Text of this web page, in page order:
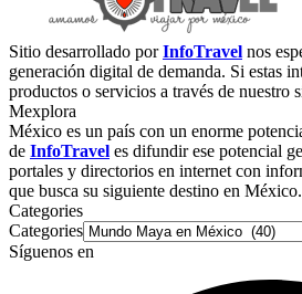
Sitio desarrollado porInfoTravel nos
generación digital de demanda. Si estas
productos o servicios a través de nuestro
Mexplora
México es un país con un enorme
de InfoTravel es difundir ese potencial
portales y directorios en internet con
que busca su siguiente destino en México.
Categories
Categories
Síguenos en